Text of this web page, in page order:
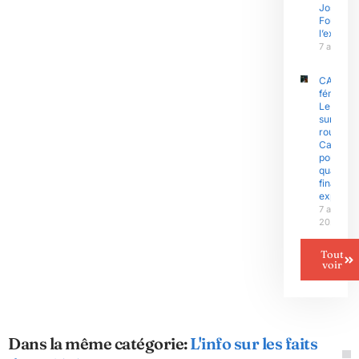
Joseph
Fouda et
7 août
CAN
Le
sur la
route du
pour un
quart de
finale
explosif
7 août
2026
Tout
voir
Dans la même catégorie:L'info sur les faits